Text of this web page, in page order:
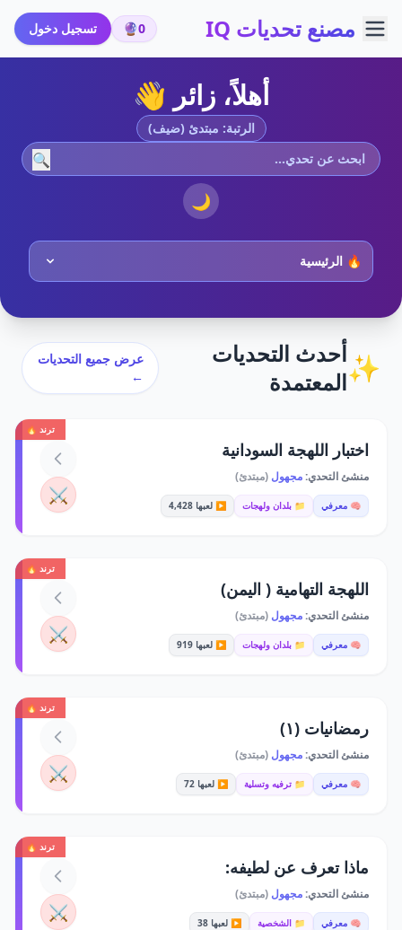
مصنع تحديات IQ 0
🔮 تسجيل دخول
أهلاً، زائر 👋
الرتبة: مبتدئ (ضيف)
🔍
🌙
✨أحدث التحديات
المعتمدة
عرض جميع التحديات
←
ترند 🔥
اختبار اللهجة السودانية
منشئ التحدي:مجهول (مبتدئ)
🧠 معرفي 📁 بلدان ولهجات ▶️ لعبها 4,428 ⚔️
ترند 🔥
اللهجة التهامية ( اليمن)
منشئ التحدي:مجهول (مبتدئ)
🧠 معرفي 📁 بلدان ولهجات ▶️ لعبها 919 ⚔️
ترند 🔥
رمضانيات (١)
منشئ التحدي:مجهول (مبتدئ)
🧠 معرفي 📁 ترفيه وتسلية ▶️ لعبها 72 ⚔️
ترند 🔥
ماذا تعرف عن لطيفه:
منشئ التحدي:مجهول (مبتدئ)
🧠 معرفي 📁 الشخصية ▶️ لعبها 38 ⚔️